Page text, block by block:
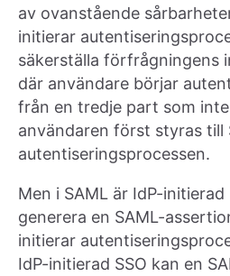
av ovanstående
initierar
säkerställa förfrågningens
där användare börjar
från en tredje part som inte
användaren först styras till
autentiseringsprocessen.
Men i SAML är IdP-
generera en SAML-
initierar
IdP-initierad SSO kan en